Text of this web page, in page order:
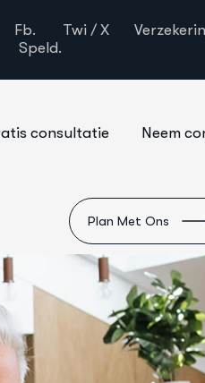
Fb. Twi / X
Speld.
consultatie Neem
Plan Met Ons